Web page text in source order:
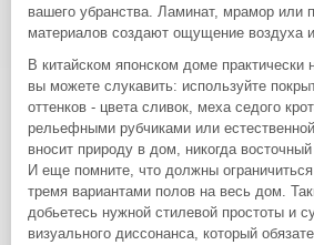
вашего убранства. Ламинат, мрамор или
материалов создают ощущение воздуха
В китайском японском доме практически
вы можете слукавить: используйте
оттенков - цвета сливок, меха седого
рельефными рубчиками или
вносит природу в дом, никогда
И еще помните, что должны
тремя вариантами полов на весь дом.
добьетесь нужной стилевой простоты и
визуального диссонанса, который